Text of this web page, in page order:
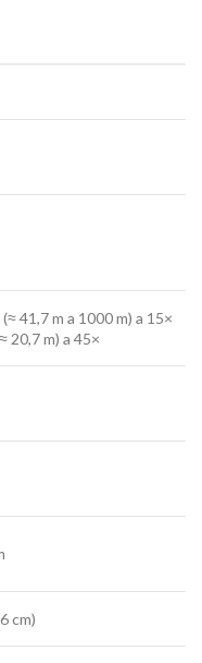
41,7 m a 1000 m) a 15×
20,7 m) a 45×
cm)